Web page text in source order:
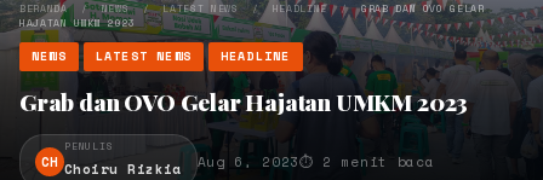
BERANDA/NEWS/LATEST NEWS / HEADLINE/GRAB DAN OVO GELAR
HAJATAN UMKM 2023
NEWS LATEST NEWS HEADLINE
Grab dan OVO Gelar Hajatan UMKM 2023
CH
PENULIS
Choiru Rizkia Aug 6, 2023⏱ 2 menit baca